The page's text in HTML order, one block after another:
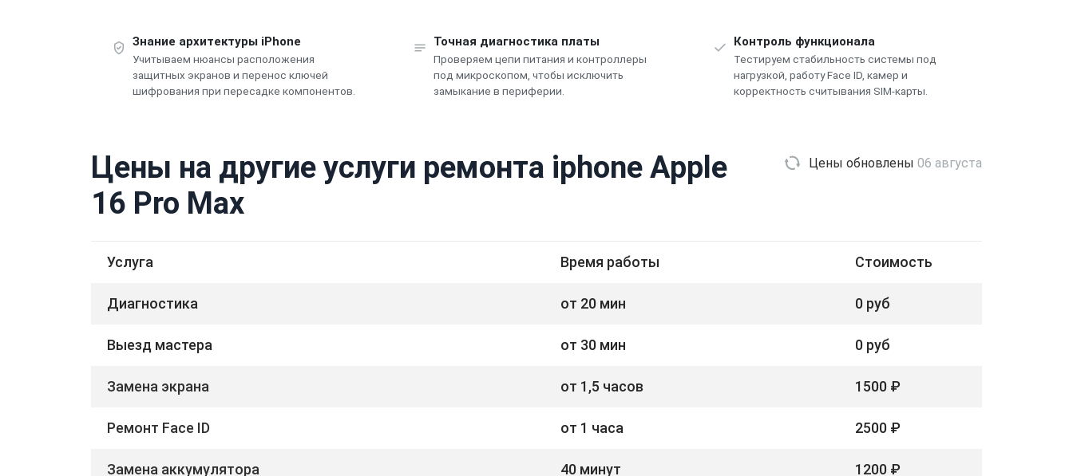
Знание архитектуры iPhone
Учитываем нюансы расположения
защитных экранов и перенос ключей
шифрования при пересадке компонентов.
Точная диагностика платы
Проверяем цепи питания и контроллеры
под микроскопом, чтобы исключить
замыкание в периферии.
Контроль функционала
Тестируем стабильность системы под
нагрузкой, работу Face ID, камер и
корректность считывания SIM-карты.
Цены на другие услуги ремонта iphone Apple
16 Pro Max
Цены обновлены 06 августа
Услуга Время работы Стоимость
Диагностика от 20 мин 0 руб
Выезд мастера от 30 мин 0 руб
Замена экрана от 1,5 часов 1500 ₽
Ремонт Face ID от 1 часа 2500 ₽
Замена аккумулятора 40 минут 1200 ₽